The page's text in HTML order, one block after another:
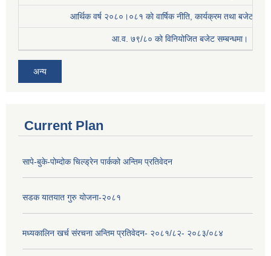
आर्थिक वर्ष २०८०।०८१ काे वार्षिक नीति, कार्यक्रम तथा बजेट
आ.व. ७९/८० को विनियोजित बजेट सम्बन्धमा।
अन्य
Current Plan
सापे-बुके-पोम्दोक चिल्ड्रेन पार्कको अन्तिम प्रतिवेदन
सडक यातयात गुरु योजना-२०८१
मध्यकालिन खर्च संरचना अन्तिम प्रतिवेदन- २०८१/८२- २०८३/०८४